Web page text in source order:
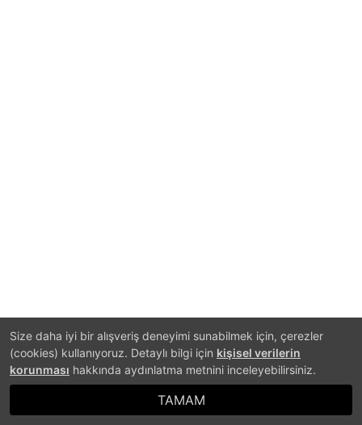
Size daha iyi bir alışveriş deneyimi sunabilmek için, çerezler
(cookies) kullanıyoruz. Detaylı bilgi için kişisel verilerin
korunması hakkında aydınlatma metnini inceleyebilirsiniz.
TAMAM